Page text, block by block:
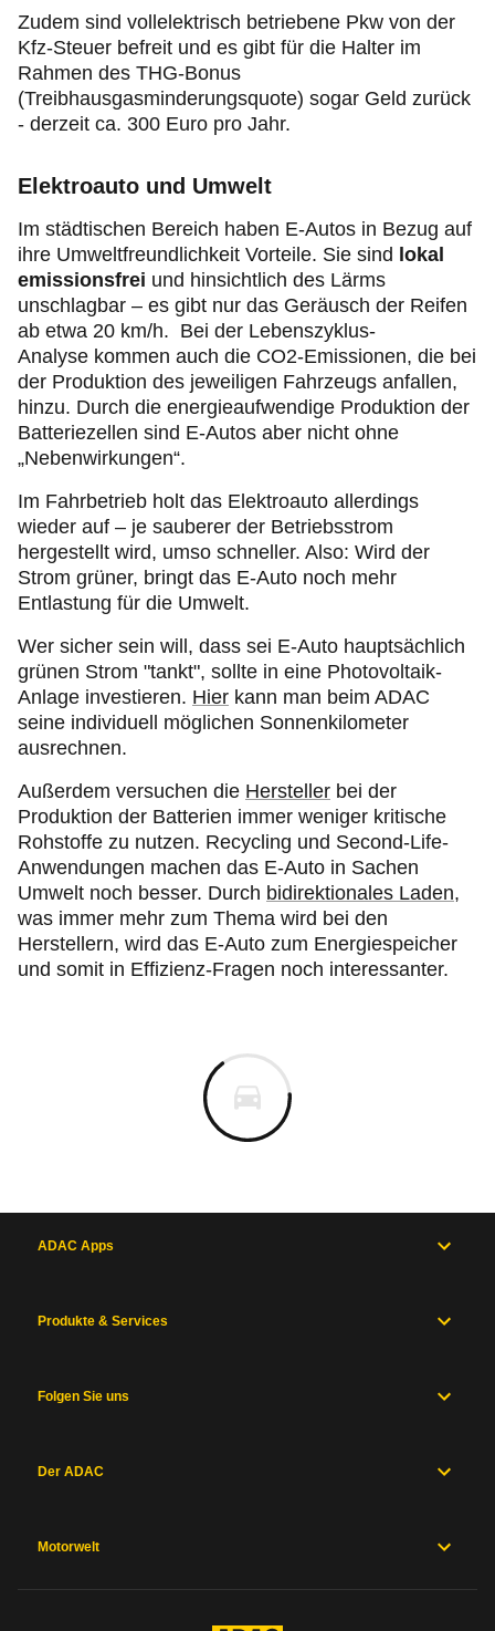
Zudem sind vollelektrisch betriebene Pkw von der
Kfz-Steuer befreit und es gibt für die Halter im
Rahmen des THG-Bonus
(Treibhausgasminderungsquote) sogar Geld zurück
- derzeit ca. 300 Euro pro Jahr.
Elektroauto und Umwelt
Im städtischen Bereich haben E-Autos in Bezug auf
ihre Umweltfreundlichkeit Vorteile. Sie sind lokal
emissionsfrei und hinsichtlich des Lärms
unschlagbar – es gibt nur das Geräusch der Reifen
ab etwa 20 km/h. Bei der Lebenszyklus-
Analyse kommen auch die CO2-Emissionen, die bei
der Produktion des jeweiligen Fahrzeugs anfallen,
hinzu. Durch die energieaufwendige Produktion der
Batteriezellen sind E-Autos aber nicht ohne
„Nebenwirkungen“.
Im Fahrbetrieb holt das Elektroauto allerdings
wieder auf – je sauberer der Betriebsstrom
hergestellt wird, umso schneller. Also: Wird der
Strom grüner, bringt das E-Auto noch mehr
Entlastung für die Umwelt.
Wer sicher sein will, dass sei E-Auto hauptsächlich
grünen Strom "tankt", sollte in eine Photovoltaik-
Anlage investieren. Hier kann man beim ADAC
seine individuell möglichen Sonnenkilometer
ausrechnen.
Außerdem versuchen die Hersteller bei der
Produktion der Batterien immer weniger kritische
Rohstoffe zu nutzen. Recycling und Second-Life-
Anwendungen machen das E-Auto in Sachen
Umwelt noch besser. Durch bidirektionales Laden,
was immer mehr zum Thema wird bei den
Herstellern, wird das E-Auto zum Energiespeicher
und somit in Effizienz-Fragen noch interessanter.
ADAC Apps
Produkte & Services
Folgen Sie uns
Der ADAC
Motorwelt